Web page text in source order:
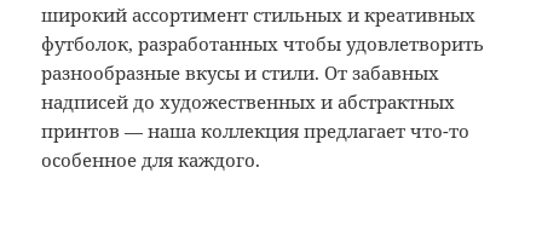
широкий ассортимент стильных и креативных
футболок, разработанных чтобы удовлетворить
разнообразные вкусы и стили. От забавных
надписей до художественных и абстрактных
принтов — наша коллекция предлагает что-то
особенное для каждого.